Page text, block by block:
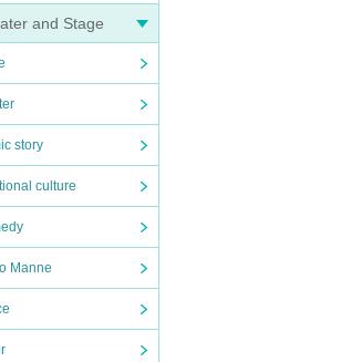
and Stage
story
culture
Manne